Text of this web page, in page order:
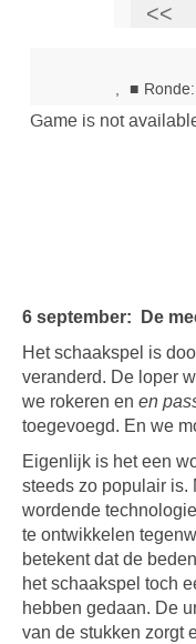
6 september: De
Het schaakspel is
veranderd. De loper
we rokeren en en
toegevoegd. En we
Eigenlijk is het een
steeds zo populair is.
wordende
te ontwikkelen
betekent dat de
het schaakspel toch
hebben gedaan. De
van de stukken zorgt